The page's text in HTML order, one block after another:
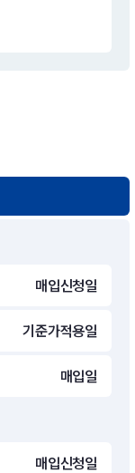
매입신청일
기준가적용일
매입일
매입신청일